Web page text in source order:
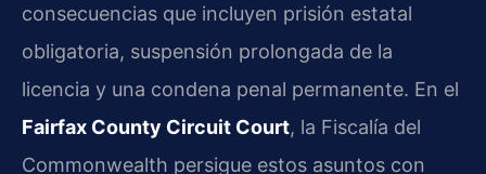
consecuencias que incluyen prisión estatal
obligatoria, suspensión prolongada de la
licencia y una condena penal permanente. En el
Fairfax County Circuit Court, la Fiscalía del
Commonwealth persigue estos asuntos con